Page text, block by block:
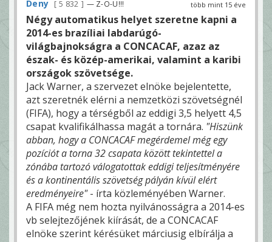
több mint 15 éve
Deny 5 832 — Z-O-U!!!
Négy automatikus helyet szeretne kapni a
2014-es brazíliai labdarúgó-
világbajnokságra a CONCACAF, azaz az
észak- és közép-amerikai, valamint a karibi
országok szövetsége.
Jack Warner, a szervezet elnöke bejelentette,
azt szeretnék elérni a nemzetközi szövetségnél
(FIFA), hogy a térségből az eddigi 3,5 helyett 4,5
csapat kvalifikálhassa magát a tornára. "Hiszünk
abban, hogy a CONCACAF megérdemel még egy
pozíciót a torna 32 csapata között tekintettel a
zónába tartozó válogatottak eddigi teljesítményére
és a kontinentális szövetség pályán kívül elért
eredményeire"- írta közleményében Warner.
A FIFA még nem hozta nyilvánosságra a 2014-es
vb selejtezőjének kiírását, de a CONCACAF
elnöke szerint kérésüket márciusig elbírálja a